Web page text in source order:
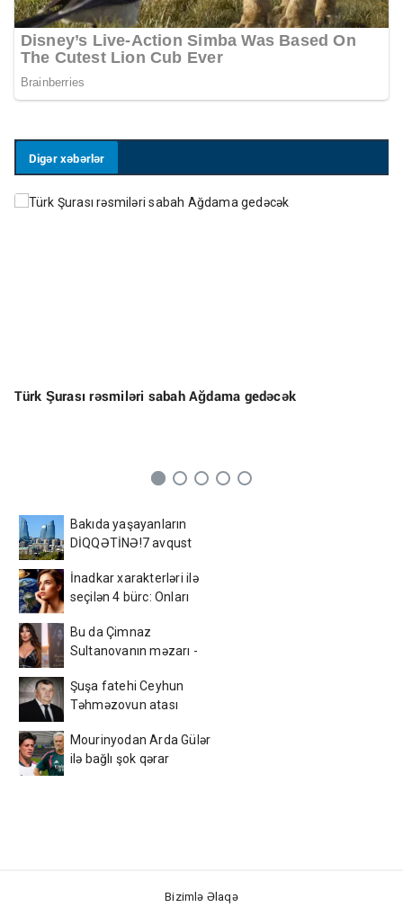
Digər xəbərlər
Türk Şurası rəsmiləri sabah Ağdama gedəcək
Bakıda yaşayanların
DİQQƏTİNƏ!7 avqust
etibarən...
İnadkar xarakterləri ilə
seçilən 4 bürc: Onları
çətindir
Bu da Çimnaz
Sultanovanın məzarı -
Şuşa fatehi Ceyhun
Təhməzovun atası
Mourinyodan Arda Gülər
ilə bağlı şok qərar
Bizimlə Əlaqə